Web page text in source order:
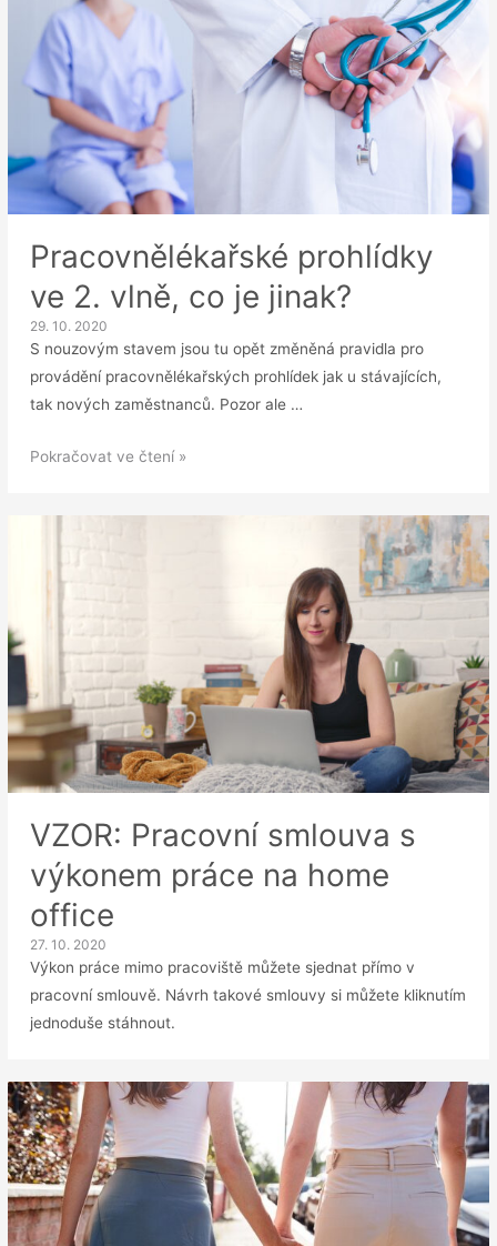
době
koronaviru
Pracovnělékařské prohlídky
ve 2. vlně, co je jinak?
29. 10. 2020
S nouzovým stavem jsou tu opět změněná pravidla pro
provádění pracovnělékařských prohlídek jak u stávajících,
tak nových zaměstnanců. Pozor ale …
Pracovnělékařské
jinak?
Pokračovat ve čtení »
VZOR: Pracovní smlouva s
výkonem práce na home
office
27. 10. 2020
Výkon práce mimo pracoviště můžete sjednat přímo v
pracovní smlouvě. Návrh takové smlouvy si můžete kliknutím
jednoduše stáhnout.